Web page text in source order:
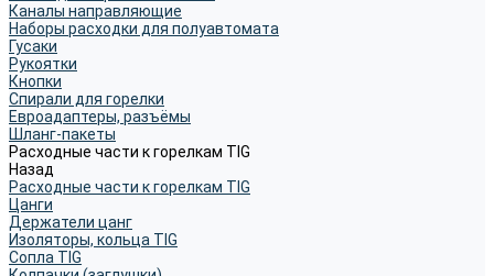
Каналы направляющие
Наборы расходки для полуавтомата
Гусаки
Рукоятки
Кнопки
Спирали для горелки
Евроадаптеры, разъёмы
Шланг-пакеты
Расходные части к горелкам TIG
Назад
Расходные части к горелкам TIG
Цанги
Держатели цанг
Изоляторы, кольца TIG
Сопла TIG